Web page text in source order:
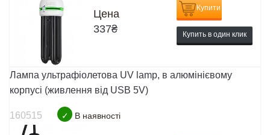
Цена
337₴
Купити
Купить в один клик
Лампа ультрафіолетова UV lamp, в алюмінієвому
корпусі (живлення від USB 5V)
160515 ✓ В наявності